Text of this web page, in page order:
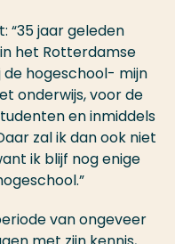
“35 jaar geleden
het Rotterdamse
de hogeschool- mijn
onderwijs, voor de
en inmiddels
zal ik dan ook niet
ik blijf nog enige
van ongeveer